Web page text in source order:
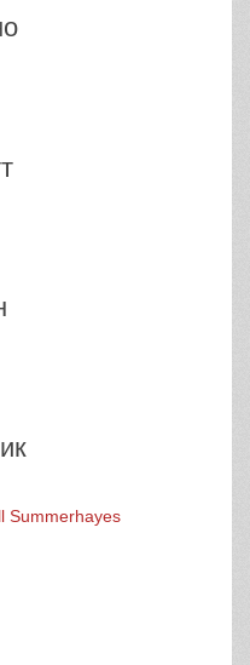
Summerhayes